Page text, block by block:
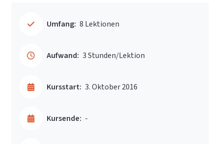
Umfang: 8 Lektionen
Aufwand: 3 Stunden/Lektion
Kursstart: 3. Oktober 2016
Kursende: -